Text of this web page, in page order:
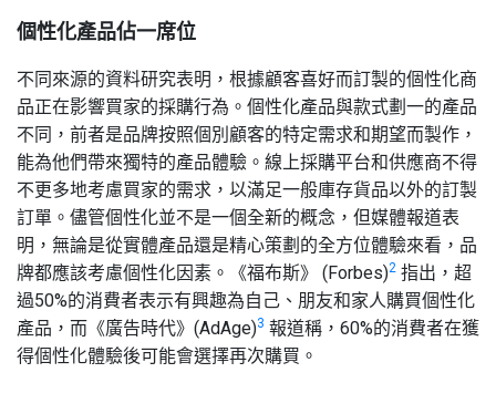
個性化產品佔一席位
不同來源的資料研究表明，根據顧客喜好而訂製的個性化商
品正在影響買家的採購行為。個性化產品與款式劃一的產品
不同，前者是品牌按照個別顧客的特定需求和期望而製作，
能為他們帶來獨特的產品體驗。線上採購平台和供應商不得
不更多地考慮買家的需求，以滿足一般庫存貨品以外的訂製
訂單。儘管個性化並不是一個全新的概念，但媒體報道表
明，無論是從實體產品還是精心策劃的全方位體驗來看，品
牌都應該考慮個性化因素。《福布斯》 (Forbes)2 指出，超
過50%的消費者表示有興趣為自己、朋友和家人購買個性化
產品，而《廣告時代》(AdAge)3 報道稱，60%的消費者在獲
得個性化體驗後可能會選擇再次購買。